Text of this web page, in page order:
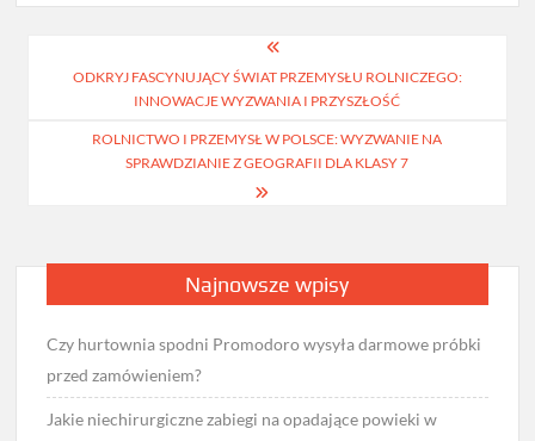
wpisuODKRYJ FASCYNUJĄCY ŚWIAT PRZEMYSŁU ROLNICZEGO:
INNOWACJE WYZWANIA I PRZYSZŁOŚĆ
ROLNICTWO I PRZEMYSŁ W POLSCE: WYZWANIE NA
SPRAWDZIANIE Z GEOGRAFII DLA KLASY 7
Najnowsze wpisy
Czy hurtownia spodni Promodoro wysyła darmowe próbki
przed zamówieniem?
Jakie niechirurgiczne zabiegi na opadające powieki w